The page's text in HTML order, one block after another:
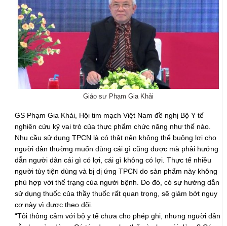
Giáo sư Phạm Gia Khải
GS Phạm Gia Khải, Hội tim mạch Việt Nam đề nghị Bộ Y tế
nghiên cứu kỹ vai trò của thực phẩm chức năng như thế nào.
Nhu cầu sử dụng TPCN là có thật nên không thể buông lơi cho
người dân thường muốn dùng cái gì cũng được mà phải hướng
dẫn người dân cái gì có lợi, cái gì không có lợi. Thực tế nhiều
người tùy tiện dùng và bị dị ứng TPCN do sản phẩm này không
phù hợp với thể trạng của người bệnh. Do đó, có sự hướng dẫn
sử dụng thuốc của thầy thuốc rất quan trọng, sẽ giảm bớt nguy
cơ này vì được theo dõi.
“Tôi thông cảm với bộ y tế chưa cho phép ghi, nhưng người dân